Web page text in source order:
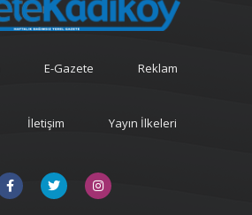
E-Gazete Reklam
İletişim Yayın İlkeleri